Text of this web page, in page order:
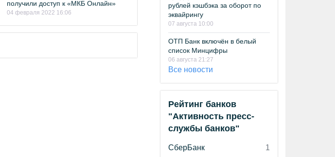
получили доступ к «МКБ Онлайн»
04 февраля 2022 16:06
рублей кэшбэка за оборот по
эквайрингу
07 августа 10:00
ОТП Банк включён в белый
список Минцифры
06 августа 21:27
Все новости
Рейтинг банков
"Активность пресс-
службы банков"
СберБанк
1